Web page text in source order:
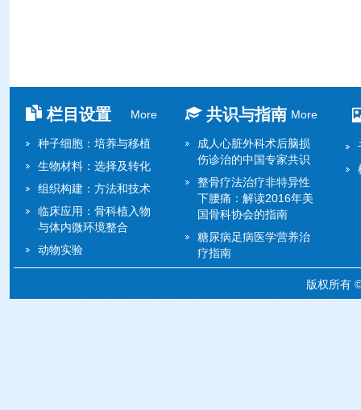
栏目设置 More
种子细胞：培养与移植
生物材料：选择及转化
组织构建：方法和技术
临床应用：骨科植入物
与体内微环境整合
动物实验
共识与指南 More
成人心脏外科术后脑损
伤诊治的中国专家共识
整骨疗法治疗非特异性
下腰痛：解读2016年美
国骨科协会的指南
糖尿病足病医学营养治
疗指南
版权所有